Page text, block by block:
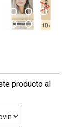
producto al